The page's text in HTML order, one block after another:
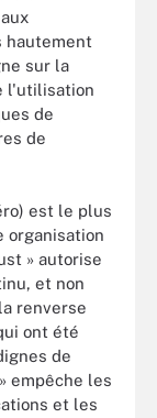
hautement
sur la
l'utilisation
de
de
est le plus
organisation
» autorise
et non
renverse
ont été
de
empêche les
et les